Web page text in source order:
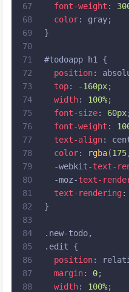
67
68
69
70
71
72
73
74
75
76
77
78
79
80
81
82
83
84
85
86
87
88
font-weight :
color: gray;
}
#todoapp h1
{
position:
top: -160px;
width: 100%;
font-size: 60px;
font-weight :
text-align:
color: rgba(175
  -webkit-
text-
  -moz-
text-
text-rendering:
}
.new-todo,
.edit {
position:
margin: 0;
width: 100%;